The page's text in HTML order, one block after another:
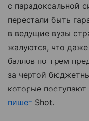
с парадоксальной
перестали быть
в ведущие вузы
жалуются, что
баллов по трем
за чертой
которые поступают
пишет Shot.